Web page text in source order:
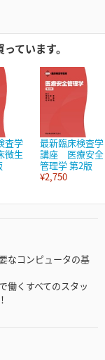
ています。
査学
生
最新臨床検査学
講座 医療安全
管理学 第2版
¥2,750
なコンピュータの基
働くすべてのスタッ